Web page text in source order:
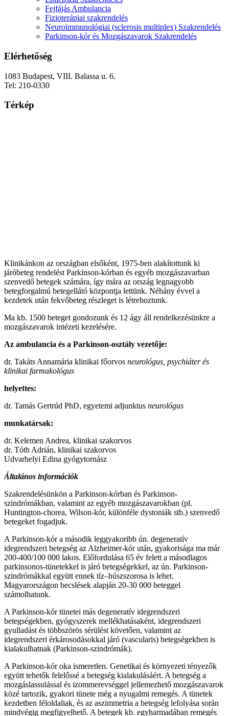
Fejfájás Ambulancia
Fizioterápiai szakrendelés
Neuroimmunológiai (sclerosis multiplex) Szakrendelés
Parkinson-kór és Mozgászavarok Szakrendelés
Elérhetőség
1083 Budapest, VIII. Balassa u. 6.
Tel: 210-0330
Térkép
Klinikánkon az országban elsőként, 1975-ben alakítottunk ki
járóbeteg rendelést Parkinson-kórban és egyéb mozgászavarban
szenvedő betegek számára, így mára az ország legnagyobb
betegforgalmú betegellátó központja lettünk. Néhány évvel a
kezdetek után fekvőbeteg részleget is létrehoztunk.
Ma kb. 1500 beteget gondozunk és 12 ágy áll rendelkezésünkre a
mozgászavarok intézeti kezelésére.
Az ambulancia és a Parkinson-osztály vezetője:
dr. Takáts Annamária klinikai főorvos neurológus, psychiáter és
klinikai farmakológus
helyettes:
dr. Tamás Gertrúd PhD, egyetemi adjunktus neurológus
munkatársak:
dr. Kelemen Andrea, klinikai szakorvos
dr. Tóth Adrián, klinikai szakorvos
Udvarhelyi Edina gyógytornász
Általános információk
Szakrendelésünkön a Parkinson-kórban és Parkinson-
szindrómákban, valamint az egyéb mozgászavarokban (pl.
Huntington-chorea, Wilson-kór, különféle dystoniák stb.) szenvedő
betegeket fogadjuk.
A Parkinson-kór a második leggyakoribb ún. degeneratív
idegrendszeri betegség az Alzheimer-kór után, gyakorisága ma már
200-400/100 000 lakos. Előfordulása 65 év felett a másodlagos
parkinsonos-tünetekkel is járó betegségekkel, az ún. Parkinson-
szindrómákkal együtt ennek tíz–húszszorosa is lehet.
Magyarországon becslések alapján 20-30 000 beteggel
számolhatunk.
A Parkinson-kór tünetei más degeneratív idegrendszeri
betegségekben, gyógyszerek mellékhatásaként, idegrendszeri
gyulladást és többszörös sérülést követően, valamint az
idegrendszeri érkárosodásokkal járó (vascularis) betegségekben is
kialakulhatnak (Parkinson-szindrómák).
A Parkinson-kór oka ismeretlen. Genetikai és környezeti tényezők
együtt tehetők felelőssé a betegség kialakulásáért. A betegség a
mozgáslassulással és izommerevséggel jellemezhető mozgászavarok
közé tartozik, gyakori tünete még a nyugalmi remegés. A tünetek
kezdetben féloldaliak, és az aszimmetria a betegség lefolyása során
mindvégig megfigyelhető. A betegek kb. egyharmadában remegés